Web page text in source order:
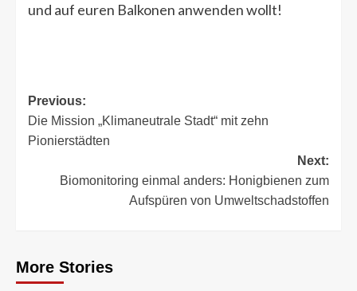
und auf euren Balkonen anwenden wollt!
Post
navigation
Previous:
Die Mission „Klimaneutrale Stadt“ mit zehn
Pionierstädten
Next:
Biomonitoring einmal anders: Honigbienen zum
Aufspüren von Umweltschadstoffen
More Stories